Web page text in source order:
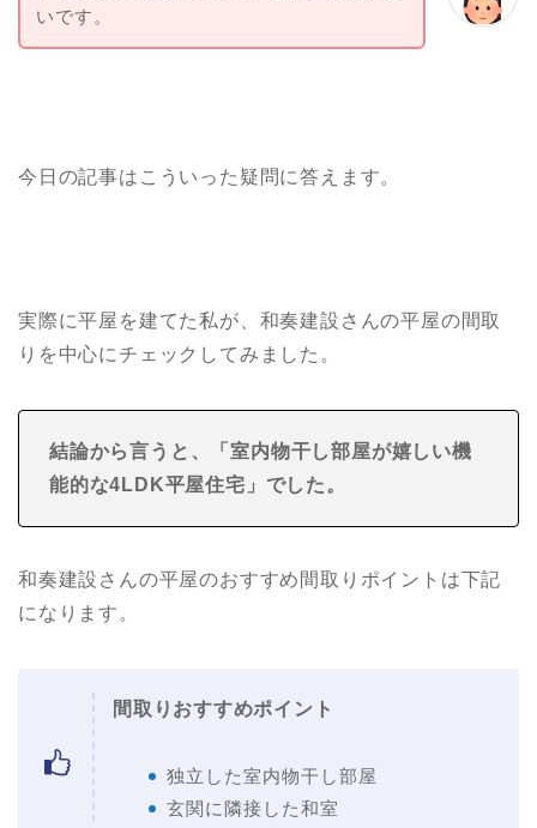
いです。
今日の記事はこういった疑問に答えます。
実際に平屋を建てた私が、和奏建設さんの平屋の間取
りを中心にチェックしてみました。
結論から言うと、「室内物干し部屋が嬉しい機
能的な4LDK平屋住宅 」でした。
和奏建設さんの平屋のおすすめ間取りポイントは下記
になります。
間取りおすすめポイント
独立した室内物干し部屋
玄関に隣接した和室